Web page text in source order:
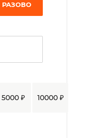
с
улучшения
РАЗОВО
5000 ₽ 10000 ₽